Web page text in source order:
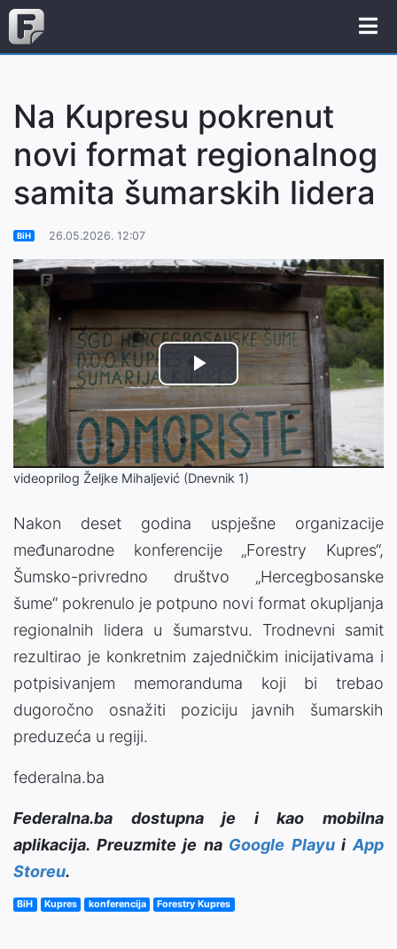
Na Kupresu pokrenut
novi format regionalnog
samita šumarskih lidera
BiH 26.05.2026. 12:07
Play
Video
videoprilog Željke Mihaljević (Dnevnik 1)
Nakon deset godina uspješne organizacije
međunarodne konferencije „Forestry Kupres“,
Šumsko-privredno društvo „Hercegbosanske
šume“ pokrenulo je potpuno novi format okupljanja
regionalnih lidera u šumarstvu. Trodnevni samit
rezultirao je konkretnim zajedničkim inicijativama i
potpisivanjem memoranduma koji bi trebao
dugoročno osnažiti poziciju javnih šumarskih
preduzeća u regiji.
federalna.ba
Federalna.ba dostupna je i kao mobilna
aplikacija. Preuzmite je na Google PlayuiApp
Storeu.
BiH Kupres konferencija Forestry Kupres